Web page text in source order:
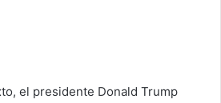
el presidente Donald Trump